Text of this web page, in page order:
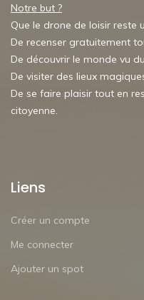
Notre but ?
Que le drone de loisir reste
De recenser gratuitement
De découvrir le monde vu
De visiter des lieux
De se faire plaisir tout en
citoyenne.
Liens
Créer un compte
Me connecter
Ajouter un spot